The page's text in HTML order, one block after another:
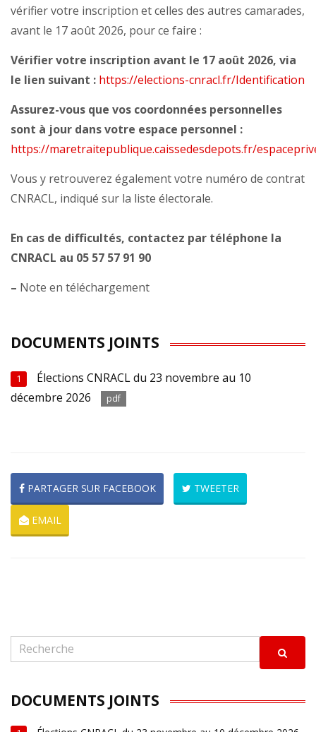
vérifier votre inscription et celles des autres camarades,
avant le 17 août 2026, pour ce faire :
Vérifier votre inscription avant le 17 août 2026, via
le lien suivant : https://elections-cnracl.fr/Identification
Assurez-vous que vos coordonnées personnelles
sont à jour dans votre espace personnel :
https://maretraitepublique.caissedesdepots.fr/
Vous y retrouverez également votre numéro de contrat
CNRACL, indiqué sur la liste électorale.
En cas de difficultés, contactez par téléphone la
CNRACL au 05 57 57 91 90
– Note en téléchargement
DOCUMENTS JOINTS
1
Élections CNRACL du 23 novembre au 10
décembre 2026
pdf
PARTAGER SUR FACEBOOK TWEETER
EMAIL
DOCUMENTS JOINTS